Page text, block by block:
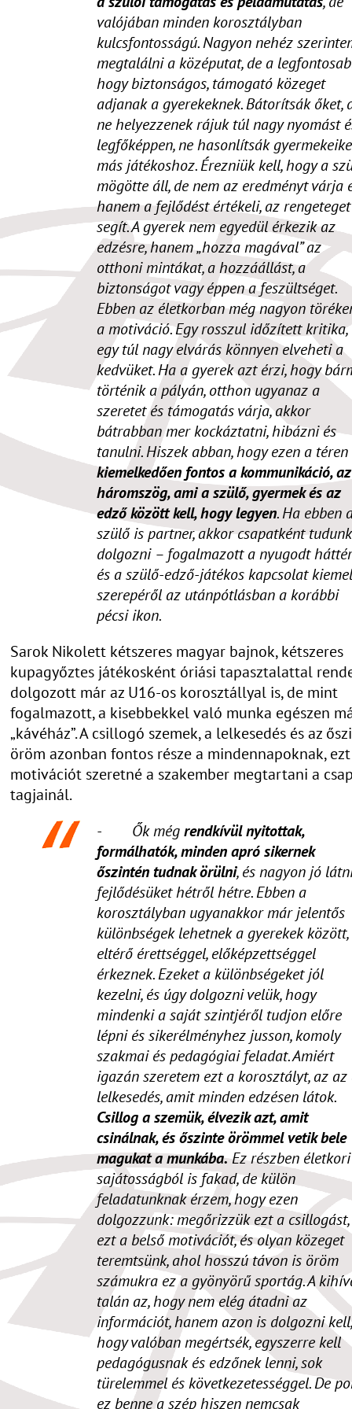
valójában minden korosztályban
kulcsfontosságú. Nagyon nehéz
megtalálni a középutat, de a
hogy biztonságos, támogató közeget
adjanak a gyerekeknek. Bátorítsák őket,
ne helyezzenek rájuk túl nagy nyomást
legfőképpen, ne hasonlítsák
más játékoshoz. Érezniük kell, hogy a
mögötte áll, de nem az eredményt várja
hanem a fejlődést értékeli, az rengeteget
segít. A gyerek nem egyedül érkezik az
edzésre, hanem „hozza magával” az
otthoni mintákat, a hozzáállást, a
biztonságot vagy éppen a feszültséget.
Ebben az életkorban még nagyon
a motiváció. Egy rosszul időzített kritika,
egy túl nagy elvárás könnyen elveheti a
kedvüket. Ha a gyerek azt érzi, hogy
történik a pályán, otthon ugyanaz a
szeretet és támogatás várja, akkor
bátrabban mer kockáztatni, hibázni és
tanulni. Hiszek abban, hogy ezen a
kiemelkedően fontos a kommunikáció,
háromszög, ami a szülő, gyermek és az
edző között kell, hogy legyen. Ha ebben
szülő is partner, akkor csapatként tudunk
dolgozni – fogalmazott a nyugodt háttér
és a szülő-edző-játékos kapcsolat
szerepéről az utánpótlásban a korábbi
pécsi ikon.
Sarok Nikolett kétszeres magyar bajnok, kétszeres
kupagyőztes játékosként óriási tapasztalattal
dolgozott már az U16-os korosztállyal is, de mint
fogalmazott, a kisebbekkel való munka egészen
„kávéház”. A csillogó szemek, a lelkesedés és az
öröm azonban fontos része a mindennapoknak,
motivációt szeretné a szakember megtartani a
tagjainál.
- Ők mégrendkívül nyitottak,
formálhatók, minden apró sikernek
őszintén tudnak örülni, és nagyon jó
fejlődésüket hétről hétre. Ebben a
korosztályban ugyanakkor már jelentős
különbségek lehetnek a gyerekek között,
eltérő érettséggel, előképzettséggel
érkeznek. Ezeket a különbségeket jól
kezelni, és úgy dolgozni velük, hogy
mindenki a saját szintjéről tudjon előre
lépni és sikerélményhez jusson, komoly
szakmai és pedagógiai feladat. Amiért
igazán szeretem ezt a korosztályt, az az
lelkesedés, amit minden edzésen látok.
Csillog a szemük, élvezik azt, amit
csinálnak, és őszinte örömmel vetik bele
magukat a munkába.Ez részben életkori
sajátosságból is fakad, de külön
feladatunknak érzem, hogy ezen
dolgozzunk: megőrizzük ezt a csillogást,
ezt a belső motivációt, és olyan közeget
teremtsünk, ahol hosszú távon is öröm
számukra ez a gyönyörű sportág. A
talán az, hogy nem elég átadni az
információt, hanem azon is dolgozni kell,
hogy valóban megértsék, egyszerre kell
pedagógusnak és edzőnek lenni, sok
türelemmel és következetességgel. De
ez benne a szép hiszen nemcsak